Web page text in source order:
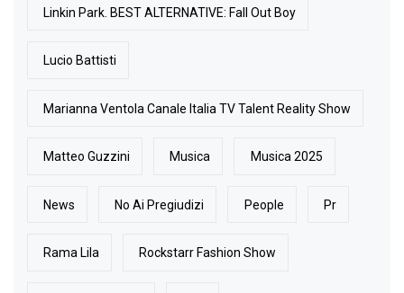
Linkin Park. BEST ALTERNATIVE: Fall Out Boy
Lucio Battisti
Marianna Ventola Canale Italia TV Talent Reality Show
Matteo Guzzini Musica Musica 2025
News No Ai Pregiudizi People Pr
Rama Lila Rockstarr Fashion Show